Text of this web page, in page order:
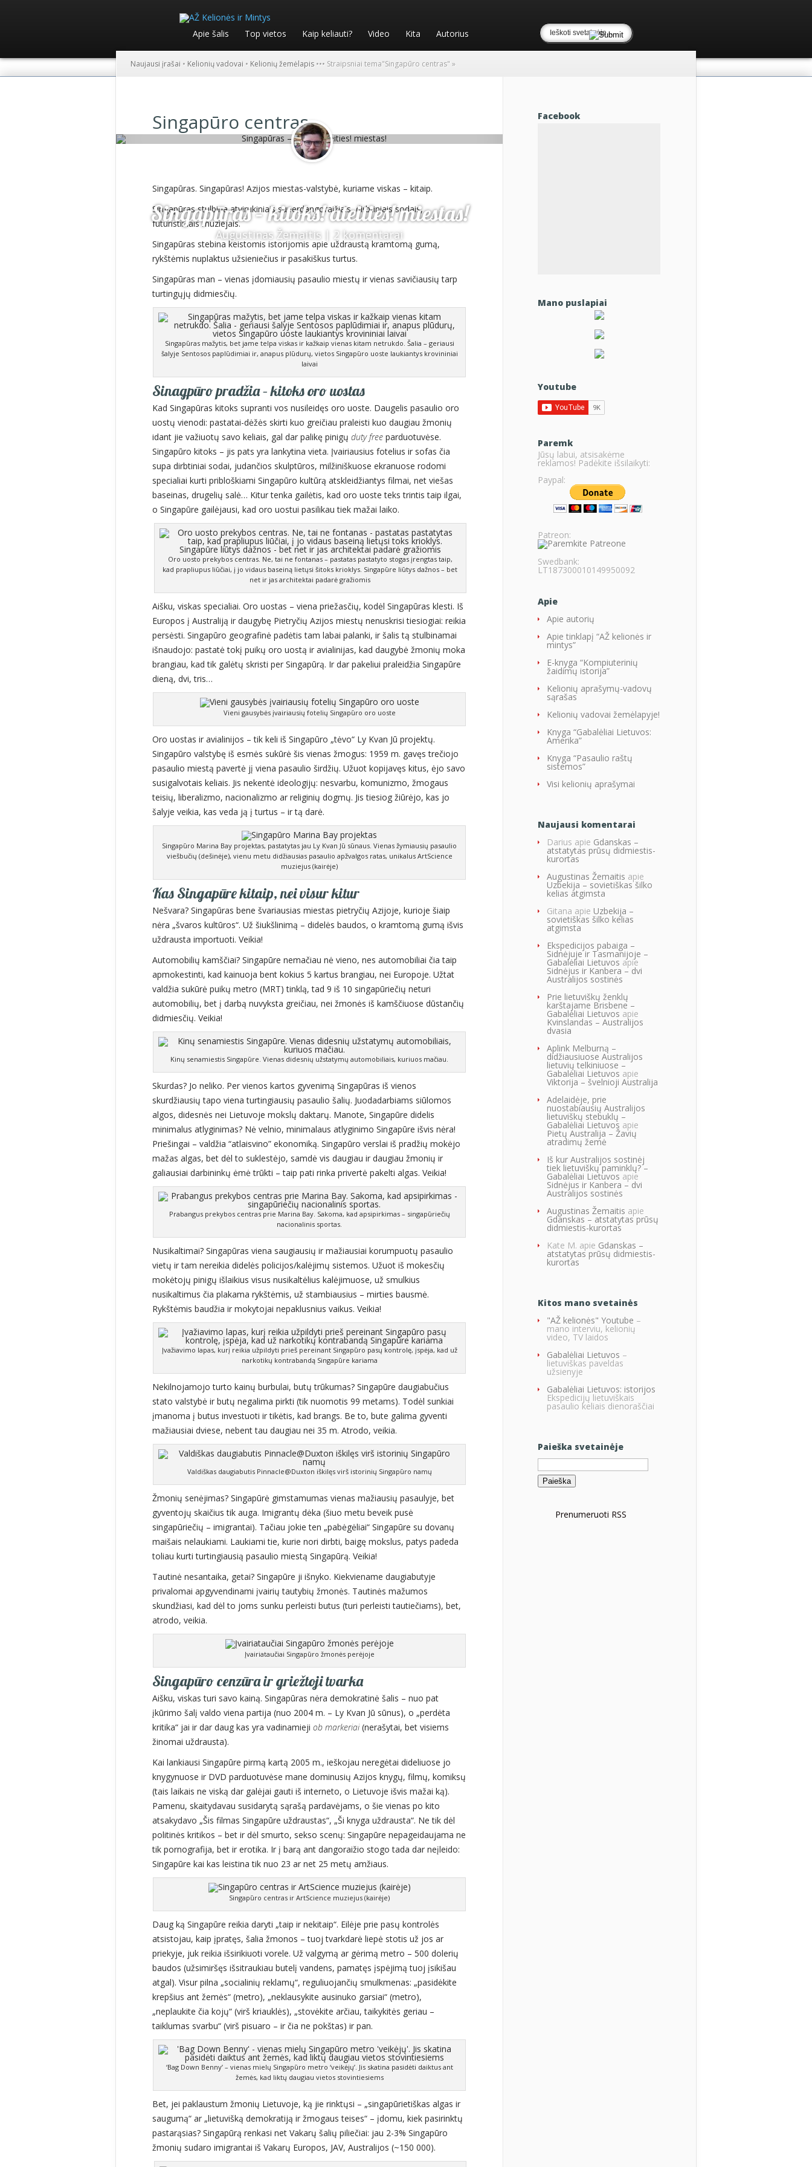
Apie šalis Top vietos Kaip keliauti? Video Kita Autorius
Naujausi įrašai • Kelionių vadovai • Kelionių žemėlapis ••• Straipsniai tema"Singapūro centras" »
Singapūro centras
Singapūras – kitoks! ateities! miestas!
Augustinas Žemaitis 2 komentarai
Singapūras. Singapūras! Azijos miestas-valstybė, kuriame viskas – kitaip.
Singapūras stulbina atvirukiniais superdangoraižiais, dirbtiniais sodais,
futuristiniais muziejais.
Singapūras stebina keistomis istorijomis apie uždraustą kramtomą gumą,
rykštėmis nuplaktus užsieniečius ir pasakiškus turtus.
Singapūras man – vienas įdomiausių pasaulio miestų ir vienas savičiausių tarp
turtingųjų didmiesčių.
Singapūras mažytis, bet jame telpa viskas ir kažkaip vienas kitam netrukdo. Šalia – geriausi
šalyje Sentosos paplūdimiai ir, anapus plūdurų, vietos Singapūro uoste laukiantys krovininiai
laivai
Sinagpūro pradžia – kitoks oro uostas
Kad Singapūras kitoks supranti vos nusileidęs oro uoste. Daugelis pasaulio oro
uostų vienodi: pastatai-dėžės skirti kuo greičiau praleisti kuo daugiau žmonių
idant jie važiuotų savo keliais, gal dar palikę pinigų duty free parduotuvėse.
Singapūro kitoks – jis pats yra lankytina vieta. Įvairiausius fotelius ir sofas čia
supa dirbtiniai sodai, judančios skulptūros, milžiniškuose ekranuose rodomi
specialiai kurti pribloškiami Singapūro kultūrą atskleidžiantys filmai, net viešas
baseinas, drugelių salė… Kitur tenka gailėtis, kad oro uoste teks trintis taip ilgai,
o Singapūre gailėjausi, kad oro uostui pasilikau tiek mažai laiko.
Oro uosto prekybos centras. Ne, tai ne fontanas – pastatas pastatyto stogas įrengtas taip,
kad prapliupus liūčiai, į jo vidaus baseiną lietųsi šitoks krioklys. Singapūre liūtys dažnos – bet
net ir jas architektai padarė gražiomis
Aišku, viskas specialiai. Oro uostas – viena priežasčių, kodėl Singapūras klesti. Iš
Europos į Australiją ir daugybę Pietryčių Azijos miestų nenuskrisi tiesiogiai: reikia
persėsti. Singapūro geografinė padėtis tam labai palanki, ir šalis tą stulbinamai
išnaudojo: pastatė tokį puikų oro uostą ir avialinijas, kad daugybė žmonių moka
brangiau, kad tik galėtų skristi per Singapūrą. Ir dar pakeliui praleidžia Singapūre
dieną, dvi, tris…
Vieni gausybės įvairiausių fotelių Singapūro oro uoste
Oro uostas ir avialinijos – tik keli iš Singapūro „tėvo“ Ly Kvan Jū projektų.
Singapūro valstybę iš esmės sukūrė šis vienas žmogus: 1959 m. gavęs trečiojo
pasaulio miestą pavertė jį viena pasaulio širdžių. Užuot kopijavęs kitus, ėjo savo
susigalvotais keliais. Jis nekentė ideologijų: nesvarbu, komunizmo, žmogaus
teisių, liberalizmo, nacionalizmo ar religinių dogmų. Jis tiesiog žiūrėjo, kas jo
šalyje veikia, kas veda ją į turtus – ir tą darė.
Singapūro Marina Bay projektas, pastatytas jau Ly Kvan Jū sūnaus. Vienas žymiausių pasaulio
viešbučių (dešinėje), vienu metu didžiausias pasaulio apžvalgos ratas, unikalus ArtScience
muziejus (kairėje)
Kas Singapūre kitaip, nei visur kitur
Nešvara? Singapūras bene švariausias miestas pietryčių Azijoje, kurioje šiaip
nėra „švaros kultūros“. Už šiukšlinimą – didelės baudos, o kramtomą gumą išvis
uždrausta importuoti. Veikia!
Automobilių kamščiai? Singapūre nemačiau nė vieno, nes automobiliai čia taip
apmokestinti, kad kainuoja bent kokius 5 kartus brangiau, nei Europoje. Užtat
valdžia sukūrė puikų metro (MRT) tinklą, tad 9 iš 10 singapūriečių neturi
automobilių, bet į darbą nuvyksta greičiau, nei žmonės iš kamščiuose dūstančių
didmiesčių. Veikia!
Kinų senamiestis Singapūre. Vienas didesnių užstatymų automobiliais, kuriuos mačiau.
Skurdas? Jo neliko. Per vienos kartos gyvenimą Singapūras iš vienos
skurdžiausių tapo viena turtingiausių pasaulio šalių. Juodadarbiams siūlomos
algos, didesnės nei Lietuvoje mokslų daktarų. Manote, Singapūre didelis
minimalus atlyginimas? Nė velnio, minimalaus atlyginimo Singapūre išvis nėra!
Priešingai – valdžia “atlaisvino” ekonomiką. Singapūro verslai iš pradžių mokėjo
mažas algas, bet dėl to suklestėjo, samdė vis daugiau ir daugiau žmonių ir
galiausiai darbininkų ėmė trūkti – taip pati rinka privertė pakelti algas. Veikia!
Prabangus prekybos centras prie Marina Bay. Sakoma, kad apsipirkimas – singapūriečių
nacionalinis sportas.
Nusikaltimai? Singapūras viena saugiausių ir mažiausiai korumpuotų pasaulio
vietų ir tam nereikia didelės policijos/kalėjimų sistemos. Užuot iš mokesčių
mokėtojų pinigų išlaikius visus nusikaltėlius kalėjimuose, už smulkius
nusikaltimus čia plakama rykštėmis, už stambiausius – mirties bausmė.
Rykštėmis baudžia ir mokytojai nepaklusnius vaikus. Veikia!
Įvažiavimo lapas, kurį reikia užpildyti prieš pereinant Singapūro pasų kontrolę, įspėja, kad už
narkotikų kontrabandą Singapūre kariama
Nekilnojamojo turto kainų burbulai, butų trūkumas? Singapūre daugiabučius
stato valstybė ir butų negalima pirkti (tik nuomotis 99 metams). Todėl sunkiai
įmanoma į butus investuoti ir tikėtis, kad brangs. Be to, bute galima gyventi
mažiausiai dviese, nebent tau daugiau nei 35 m. Atrodo, veikia.
Valdiškas daugiabutis Pinnacle@Duxton iškilęs virš istorinių Singapūro namų
Žmonių senėjimas? Singapūrė gimstamumas vienas mažiausių pasaulyje, bet
gyventojų skaičius tik auga. Imigrantų dėka (šiuo metu beveik pusė
singapūriečių – imigrantai). Tačiau jokie ten „pabėgėliai“ Singapūre su dovanų
maišais nelaukiami. Laukiami tie, kurie nori dirbti, baigę mokslus, patys padeda
toliau kurti turtingiausią pasaulio miestą Singapūrą. Veikia!
Tautinė nesantaika, getai? Singapūre ji išnyko. Kiekviename daugiabutyje
privalomai apgyvendinami įvairių tautybių žmonės. Tautinės mažumos
skundžiasi, kad dėl to joms sunku perleisti butus (turi perleisti tautiečiams), bet,
atrodo, veikia.
Įvairiataučiai Singapūro žmonės perėjoje
Singapūro cenzūra ir griežtoji tvarka
Aišku, viskas turi savo kainą. Singapūras nėra demokratinė šalis – nuo pat
įkūrimo šalį valdo viena partija (nuo 2004 m. – Ly Kvan Jū sūnus), o „perdėta
kritika“ jai ir dar daug kas yra vadinamieji ob markeriai(nerašytai, bet visiems
žinomai uždrausta).
Kai lankiausi Singapūre pirmą kartą 2005 m., ieškojau neregėtai dideliuose jo
knygynuose ir DVD parduotuvėse mane dominusių Azijos knygų, filmų, komiksų
(tais laikais ne viską dar galėjai gauti iš interneto, o Lietuvoje išvis mažai ką).
Pamenu, skaitydavau susidarytą sąrašą pardavėjams, o šie vienas po kito
atsakydavo „Šis filmas Singapūre uždraustas“, „Ši knyga uždrausta“. Ne tik dėl
politinės kritikos – bet ir dėl smurto, sekso scenų: Singapūre nepageidaujama ne
tik pornografija, bet ir erotika. Ir į barą ant dangoraižio stogo tada dar neįleido:
Singapūre kai kas leistina tik nuo 23 ar net 25 metų amžiaus.
Singapūro centras ir ArtScience muziejus (kairėje)
Daug ką Singapūre reikia daryti „taip ir nekitaip“. Eilėje prie pasų kontrolės
atsistojau, kaip įpratęs, šalia žmonos – tuoj tvarkdarė liepė stotis už jos ar
priekyje, juk reikia išsirikiuoti vorele. Už valgymą ar gėrimą metro – 500 dolerių
baudos (užsimiršęs išsitraukiau butelį vandens, pamatęs įspėjimą tuoj įsikišau
atgal). Visur pilna „socialinių reklamų“, reguliuojančių smulkmenas: „pasidėkite
krepšius ant žemės“ (metro), „neklausykite ausinuko garsiai“ (metro),
„neplaukite čia kojų“ (virš kriauklės), „stovėkite arčiau, taikykitės geriau –
taiklumas svarbu“ (virš pisuaro – ir čia ne pokštas) ir pan.
‘Bag Down Benny’ – vienas mielų Singapūro metro ‘veikėjų’. Jis skatina pasidėti daiktus ant
žemės, kad liktų daugiau vietos stovintiesiems
Bet, jei paklaustum žmonių Lietuvoje, ką jie rinktųsi – „singapūrietiškas algas ir
saugumą“ ar „lietuvišką demokratiją ir žmogaus teises“ – įdomu, kiek pasirinktų
pastarąsias? Singapūrą renkasi net Vakarų šalių piliečiai: jau 2-3% Singapūro
žmonių sudaro imigrantai iš Vakarų Europos, JAV, Australijos (~150 000).
Facebook
Mano puslapiai
Youtube
Paremk
Jūsų labui, atsisakėme
reklamos! Padėkite išsilaikyti:
Paypal:
Patreon:
Swedbank:
LT187300010149950092
Apie
Apie autorių
Apie tinklapį “AŽ kelionės ir
mintys”
E-knyga “Kompiuterinių
žaidimų istorija”
Kelionių aprašymų-vadovų
sąrašas
Kelionių vadovai žemėlapyje!
Knyga “Gabalėliai Lietuvos:
Amerika”
Knyga “Pasaulio raštų
sistemos”
Visi kelionių aprašymai
Naujausi komentarai
Darius apie Gdanskas –
atstatytas prūsų didmiestis-
kurortas
Augustinas Žemaitis apie
Uzbekija – sovietiškas šilko
kelias atgimsta
Gitana apie Uzbekija –
sovietiškas šilko kelias
atgimsta
Ekspedicijos pabaiga –
Sidnėjuje ir Tasmanijoje –
Gabalėliai Lietuvos apie
Sidnėjus ir Kanbera – dvi
Australijos sostinės
Prie lietuviškų ženklų
karštajame Brisbene –
Gabalėliai Lietuvos apie
Kvinslandas – Australijos
dvasia
Aplink Melburną –
didžiausiuose Australijos
lietuvių telkiniuose –
Gabalėliai Lietuvos apie
Viktorija – švelnioji Australija
Adelaidėje, prie
nuostabiausių Australijos
lietuviškų stebuklų –
Gabalėliai Lietuvos apie
Pietų Australija – Žavių
atradimų žemė
Iš kur Australijos sostinėj
tiek lietuviškų paminklų? –
Gabalėliai Lietuvos apie
Sidnėjus ir Kanbera – dvi
Australijos sostinės
Augustinas Žemaitis apie
Gdanskas – atstatytas prūsų
didmiestis-kurortas
Kate M. apie Gdanskas –
atstatytas prūsų didmiestis-
kurortas
Kitos mano svetainės
"AŽ kelionės" Youtube –
mano interviu, kelionių
video, TV laidos
Gabalėliai Lietuvos –
lietuviškas paveldas
užsienyje
Gabalėliai Lietuvos: istorijos
Ekspedicijų lietuviškais
pasaulio keliais dienoraščiai
Paieška svetainėje
Ieškoti:
Prenumeruoti RSS